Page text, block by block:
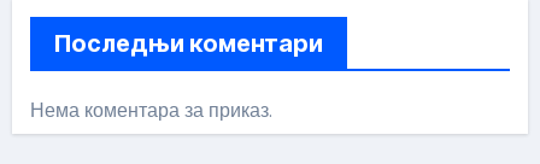
Последњи коментари
Нема коментара за приказ.